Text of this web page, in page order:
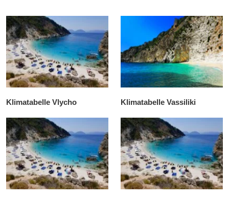
Klimatabelle Vlycho Klimatabelle Vassiliki